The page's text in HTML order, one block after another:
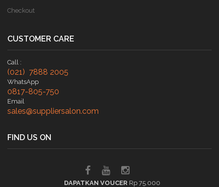
Checkout
CUSTOMER CARE
Call :
(021) 7888 2005
WhatsApp
0817-805-750
Email
sales@suppliersalon.com
FIND US ON
DAPATKAN VOUCER Rp 75.000